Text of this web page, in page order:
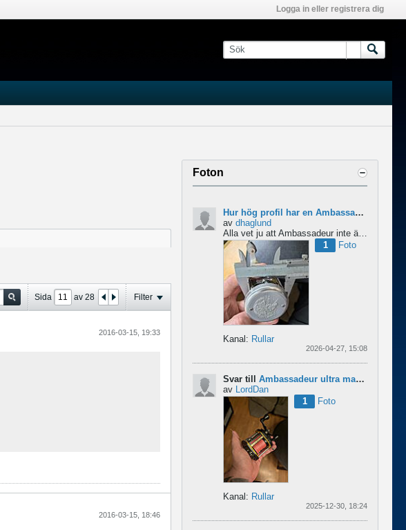
Logga in eller registrera dig
Sida av 28 Filter
2016-03-15, 19:33
2016-03-15, 18:46
Foton
Hur hög profil har en Ambassadeur?
av dhaglund
Alla vet ju att Ambassadeur inte är en lågprofilrulle, det är tydligt. Men hur hög profil har de egentligen?...
1
Foto
Kanal: Rullar
2026-04-27, 15:08
Svar till Ambassadeur ultra mag xl 3
av
LordDan
1
Foto
Kanal: Rullar
2025-12-30, 18:24